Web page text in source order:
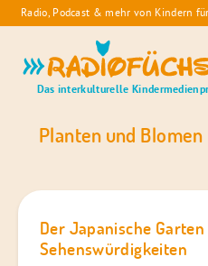
Skip
to
Radio, Podcast & mehr von Kindern
Radiofüchse
Das interkulturelle
Planten und Blomen
Der Japanische
Sehenswürdigkeiten